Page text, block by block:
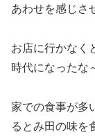
あわせを感じさ
お店に行かなく
時代になったな
家での食事が多
るとみ田の味を